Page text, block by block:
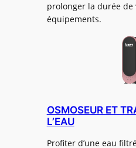
prolonger la durée de
équipements.
OSMOSEUR ET
L’EAU
Profiter d’une eau